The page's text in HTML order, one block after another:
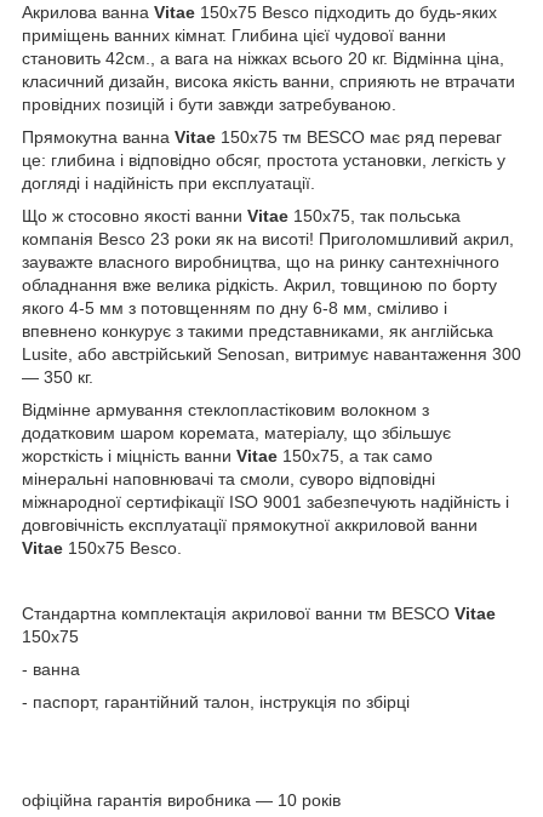
Акрилова ванна Vitae 150х75 Besco підходить до будь-яких
приміщень ванних кімнат. Глибина цієї чудової ванни
становить 42см., а вага на ніжках всього 20 кг. Відмінна ціна,
класичний дизайн, висока якість ванни, сприяють не втрачати
провідних позицій і бути завжди затребуваною.
Прямокутна ванна Vitae 150х75 тм BESCO має ряд переваг
це: глибина і відповідно обсяг, простота установки, легкість у
догляді і надійність при експлуатації.
Що ж стосовно якості ванни Vitae 150х75, так польська
компанія Besco 23 роки як на висоті! Приголомшливий акрил,
зауважте власного виробництва, що на ринку сантехнічного
обладнання вже велика рідкість. Акрил, товщиною по борту
якого 4-5 мм з потовщенням по дну 6-8 мм, сміливо і
впевнено конкурує з такими представниками, як англійська
Lusite, або австрійський Senosan, витримує навантаження 300
― 350 кг.
Відмінне армування стеклопластіковим волокном з
додатковим шаром коремата, матеріалу, що збільшує
жорсткість і міцність ванни Vitae 150х75, а так само
мінеральні наповнювачі та смоли, суворо відповідні
міжнародної сертифікації ISO 9001 забезпечують надійність і
довговічність експлуатації прямокутної аккриловой ванни
Vitae 150х75 Besco.
Стандартна комплектація акрилової ванни тм BESCO Vitae
150х75
- ванна
- паспорт, гарантійний талон, інструкція по збірці
офіційна гарантія виробника ― 10 років